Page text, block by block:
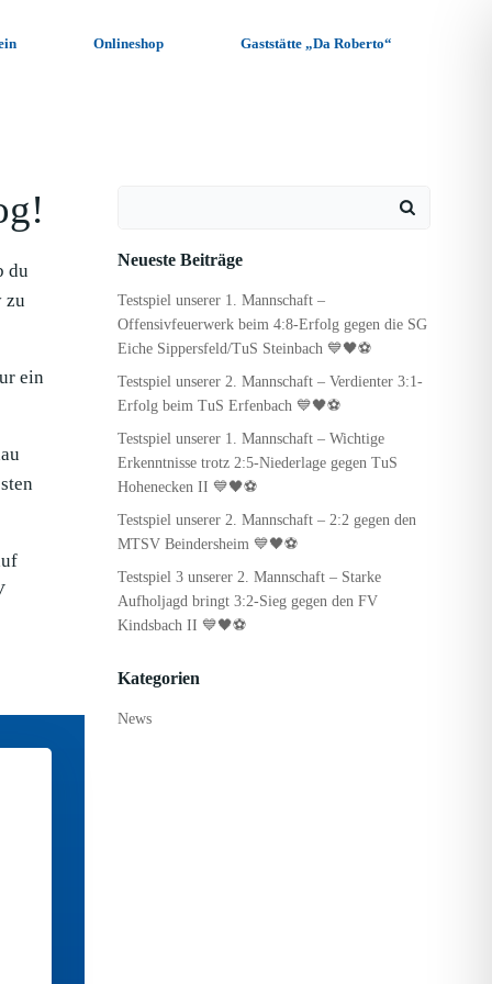
Onlineshop Gaststätte „Da Roberto“
du
zu
ein
Neueste Beiträge
Testspiel unserer 1. Mannschaft –
Offensivfeuerwerk beim 4:8-Erfolg gegen die SG
Eiche Sippersfeld/TuS Steinbach 💙🖤⚽
Testspiel unserer 2. Mannschaft – Verdienter 3:1-
Erfolg beim TuS Erfenbach 💙🖤⚽
Testspiel unserer 1. Mannschaft – Wichtige
Erkenntnisse trotz 2:5-Niederlage gegen TuS
Hohenecken II 💙🖤⚽
Testspiel unserer 2. Mannschaft – 2:2 gegen den
MTSV Beindersheim 💙🖤⚽
Testspiel 3 unserer 2. Mannschaft – Starke
Aufholjagd bringt 3:2-Sieg gegen den FV
Kindsbach II 💙🖤⚽
Kategorien
News